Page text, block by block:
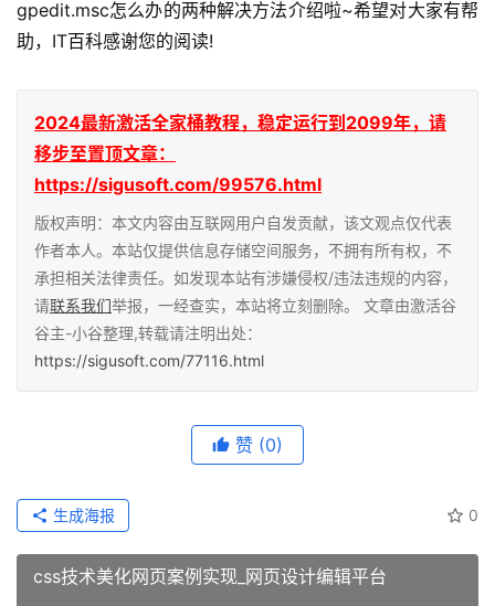
gpedit.msc怎么办的两种解决方法介绍啦~希望对大家有帮
助，IT百科感谢您的阅读!
2024最新激活全家桶教程，稳定运行到2099年，请
移步至置顶文章：
https://sigusoft.com/99576.html
版权声明：本文内容由互联网用户自发贡献，该文观点仅代表
作者本人。本站仅提供信息存储空间服务，不拥有所有权，不
承担相关法律责任。如发现本站有涉嫌侵权/违法违规的内容，
请联系我们举报，一经查实，本站将立刻删除。 文章由激活谷
谷主-小谷整理,转载请注明出处：
https://sigusoft.com/77116.html
赞 (0)
0
生成海报
css技术美化网页案例实现_网页设计编辑平台